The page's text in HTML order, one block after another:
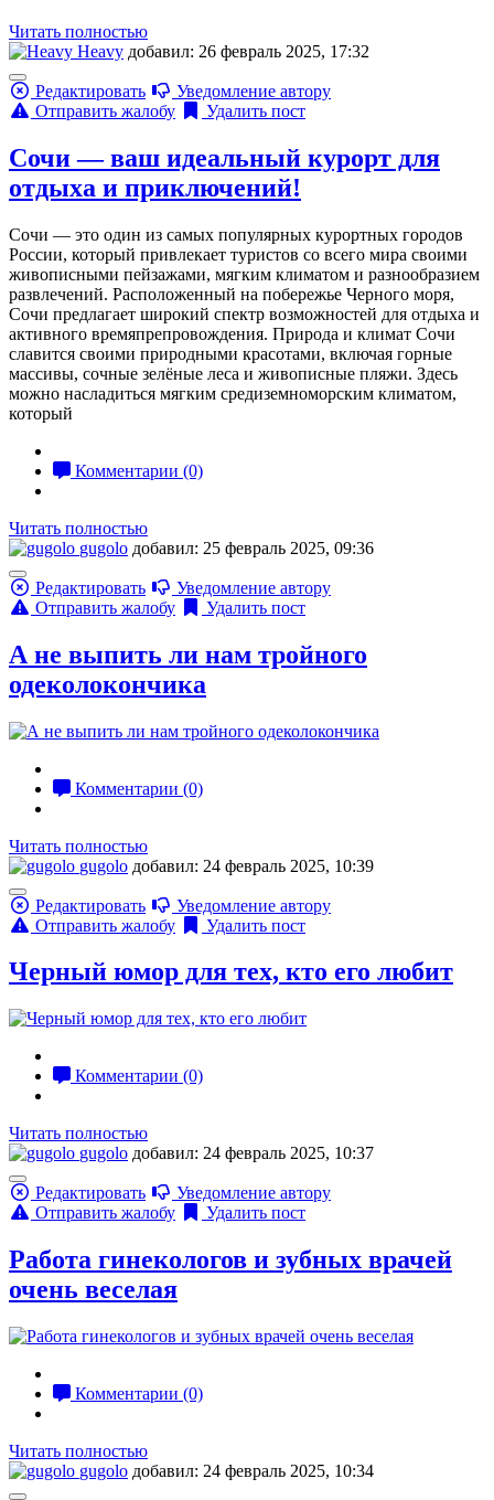
Читать полностью
Heavy добавил: 26 февраль 2025, 17:32
Редактировать
Уведомление автору
Отправить жалобу
Удалить пост
Сочи — ваш идеальный курорт для
отдыха и приключений!
Сочи — это один из самых популярных курортных городов
России, который привлекает туристов со всего мира своими
живописными пейзажами, мягким климатом и разнообразием
развлечений. Расположенный на побережье Черного моря,
Сочи предлагает широкий спектр возможностей для отдыха и
активного времяпрепровождения. Природа и климат Сочи
славится своими природными красотами, включая горные
массивы, сочные зелёные леса и живописные пляжи. Здесь
можно насладиться мягким средиземноморским климатом,
который
Комментарии (0)
Читать полностью
gugolo добавил: 25 февраль 2025, 09:36
Редактировать
Уведомление автору
Отправить жалобу
Удалить пост
А не выпить ли нам тройного
одеколокончика
Комментарии (0)
Читать полностью
gugolo добавил: 24 февраль 2025, 10:39
Редактировать
Уведомление автору
Отправить жалобу
Удалить пост
Черный юмор для тех, кто его любит
Комментарии (0)
Читать полностью
gugolo добавил: 24 февраль 2025, 10:37
Редактировать
Уведомление автору
Отправить жалобу
Удалить пост
Работа гинекологов и зубных врачей
очень веселая
Комментарии (0)
Читать полностью
gugolo добавил: 24 февраль 2025, 10:34